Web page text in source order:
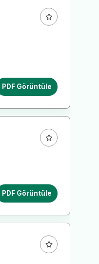
PDF Görüntüle
PDF Görüntüle